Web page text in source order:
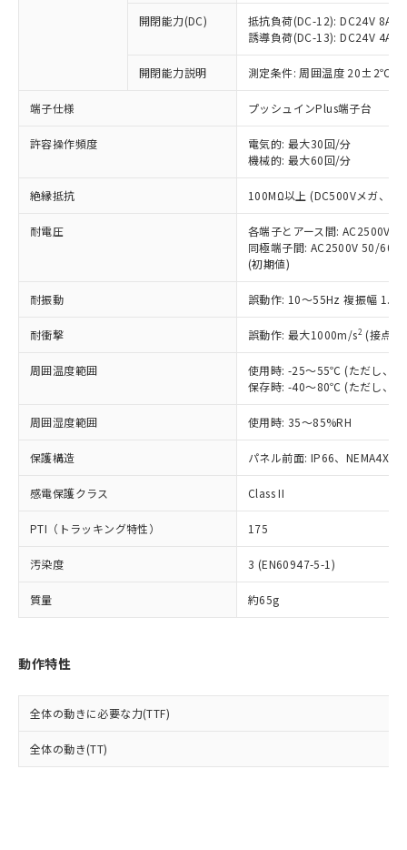
開閉能力(DC)
抵抗負荷(DC-12): DC24V 8A/
誘導負荷(DC-13): DC24V 4A/
開閉能力説明 測定条件: 周囲温度 20±2℃、
端子仕様 プッシュインPlus端子台
許容操作頻度
電気的: 最大30回/分
機械的: 最大60回/分
絶縁抵抗 100MΩ以上 (DC500Vメガ、点
耐電圧
各端子とアース間: AC2500V
同極端子間: AC2500V 50/
(初期値)
耐振動 誤動作: 10～55Hz 複振幅
耐衝撃 誤動作: 最大1000m/s2 (接点
周囲温度範囲
使用時: -25～55℃ (ただし、氷
保存時: -40～80℃ (ただし、氷
周囲湿度範囲 使用時: 35～85%RH
保護構造 パネル前面: IP66、NEMA4X,
感電保護クラス Class II
PTI（トラッキング特性） 175
汚染度 3 (EN60947-5-1)
質量 約65g
動作特性
全体の動きに必要な力(TTF)
全体の動き(TT)
商品の当社在庫状況および標準価格
(税抜)を提供させていただくもので
当社制御機器事業取扱商品の中には、
本サービスの対象外となる商品もある
ことをご了承ください。
在庫状況および標準価格照会結果は、
記載している更新日時点での社内デー
タに基づき作成されるものであり、閲
覧された時点での実際の在庫および標
準価格とは異なる場合があることをご
正式な納期状況および標準価格はお客
様のお取引先、またはお客様担当のオ
ムロン制御機器販売店・当社販売員に
オムロン制御機器販売店や当社販売拠
販売ネットワーク
」をご確認
在庫状況および標準価格結果を当社の
事前の承諾なく第三者に漏洩または開
示しないようお願いします。
マイパーツ機能（部品リスト作成サー
ビス）をご利用いただくには、I-Web
メンバーズにご登録されている必要が
あります。
お客様が当ウェブサイト上で当社にご
登録された部品リストについて、当社
および当社の共同利用者が、当社の製
品・サービスに関するお客様との取
引・商談に必要な範囲で利用すること
非含有の対応状況を調査中または確認中の
非該当品：ライセンス料など無形物で、有
害物質有無と関係のない商品です。
いたものが、含有品と判明した場合などや
むを得ず変更することがあります。
鉛(Pb) 1000ppm以下、 水銀(Hg) 1000ppm以下、 カド
六価クロム(Cr(Ⅵ)) 1000ppm以下、ポリ臭化ビフェニル
類(PBB) 1000ppm以下、ポリ臭化ジフェニルエーテル類
(PBDE) 1000ppm以下、フタル酸ビス(2-エチルヘキシ
ル) (DEHP)(別名：DOP) 1000ppm以下、フタル酸ブチ
ルベンジル（BBP） 1000ppm以下、フタル酸ジブチル
（DBP） 1000ppm以下、フタル酸ジイソブチル
但し、RoHS指令で産業用監視および制御機器に対する
図的な使用がないことを確認しています。
部品在庫の切り替え状況などにより、予定
月が前後することがあります。
※3 非含有証明書ダウンロード
下記の非含有証明書をダウンロードするこ
EU RoHS指令（10物質）の非含有証明書
ものではありません。
また、RoHS指令のフタル酸エステル類４
荷製品に未対応品が混在することから備考
「○」：最大均質材料含有率が中国RoHSの
基準値以下であることを示します。
「×」：最大均質材料含有率が中国RoHSの
基準値を超えていることを示します。
い合わせください。
*中国RoHS10物質の基準値 (GB/T26572)：
Pb(鉛) :1000ppm、 Hg(水銀) : 1000ppm、 Cd(カドミウ
ム) : 100ppm、
Cr(Ⅵ)(六価クロム) : 1000ppm、 PBBs(ポリ臭化ビフェ
ニル類) : 1000ppm、 PBDEs(ポリ臭化ジフェニルエーテ
DBP(フタル酸ジブチル) : 1000ppm、 DIBP(フタル酸ジ
イソブチル) : 1000ppm、 BBP(フタル酸ブチルベンジ
DEHP(フタル酸ビス(2-エチルヘキシル)) : 1000ppm
「ｅ」：有害物質（10物質）のすべてが基
準値以下であることを示します。
「10」：通常の使用状況下において有害物
質が外部に漏えいし、環境に深刻な影響を
及ぼさない年数を意味します。
「－」：未確認です。当社販売部門へお問
当社は、これら貴社製品のうち、外国
為替および外国貿易法に定める商品
（以下｢規制貨物等」という）を輸出
または国外への提供する場合は、日本
国政府の輸出許可(または役務取引許
可)を取得するなどの必要な手続きを
当社は規制貨物を破棄する場合は、完
全に破砕するなど、違法に輸出されな
いよう必要な手段を講じます。
当社は貴社製品を、核兵器、ミサイ
ル、化学兵器、生物兵器またはその他
武器並びにこれらの製造装置等に一切
当社は、貴社製品を第三者に販売する
場合は、上記1、2および3の内容を当
該第三者に通知します。また当社は、
販売先および販売に係わる関係者が違
法に輸出するおそれがある場合は、取
り引きをいたしません。
キャンセル
一定数以上の在庫あり
一定数には満たないが在庫あり
在庫なし(最新の在庫状況につ
いては、お客様のお取引先、ま
たはお客様担当のオムロン制御
機器販売店・当社販売員にご確
受注生産機種、また在庫状況の
情報を公開していない機種